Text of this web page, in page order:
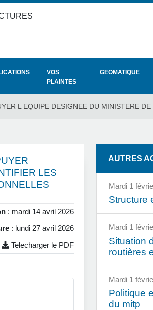
VOS
PLAINTES
GEOMATIQUE
L EQUIPE DESIGNEE DU MINISTERE DE
LES
: mardi 14 avril 2026
: lundi 27 avril 2026
Telecharger le PDF
AUTRES
mardi 1
Structure
mardi 1
Situation
routières
mardi 1
Politique
du mitp